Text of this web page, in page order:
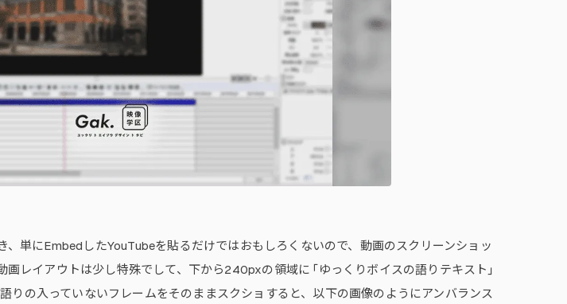
単にEmbedしたYouTubeを貼るだけではおもしろくないので、動画のスクリーンショッ
レイアウトは少し特殊でして、下から240pxの領域に 「ゆっくりボイスの語りテキスト」
語りの入っていないフレームをそのままスクショすると、以下の画像のようにアンバランス